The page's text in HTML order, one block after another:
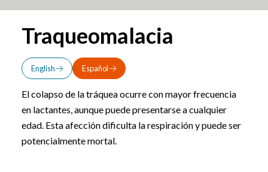
Traqueomalacia
English Español
El colapso de la tráquea ocurre con mayor frecuencia
en lactantes, aunque puede presentarse a cualquier
edad. Esta afección dificulta la respiración y puede ser
potencialmente mortal.